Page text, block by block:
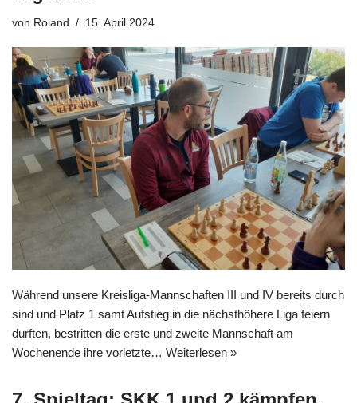
von Roland 15. April 2024
Während unsere Kreisliga-Mannschaften III und IV bereits durch
sind und Platz 1 samt Aufstieg in die nächsthöhere Liga feiern
durften, bestritten die erste und zweite Mannschaft am
Wochenende ihre vorletzte… Weiterlesen »